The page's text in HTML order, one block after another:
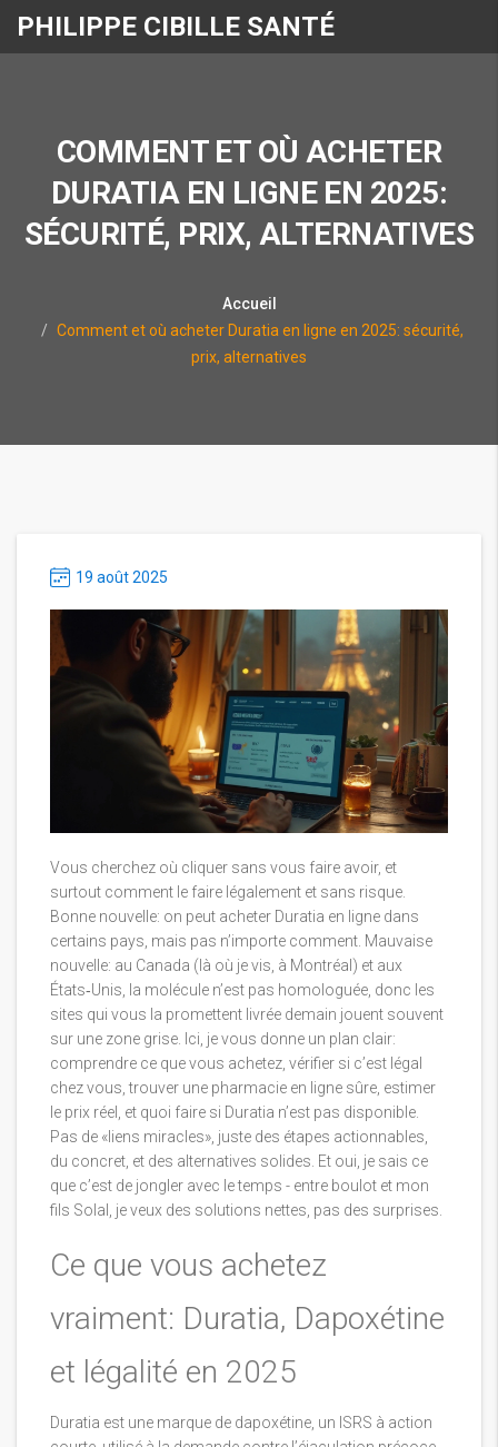
PHILIPPE CIBILLE SANTÉ
COMMENT ET OÙ ACHETER
DURATIA EN LIGNE EN 2025:
SÉCURITÉ, PRIX, ALTERNATIVES
Accueil
Comment et où acheter Duratia en ligne en 2025: sécurité,
prix, alternatives
19 août 2025
Vous cherchez où cliquer sans vous faire avoir, et
surtout comment le faire légalement et sans risque.
Bonne nouvelle: on peut acheter Duratia en ligne dans
certains pays, mais pas n’importe comment. Mauvaise
nouvelle: au Canada (là où je vis, à Montréal) et aux
États‑Unis, la molécule n’est pas homologuée, donc les
sites qui vous la promettent livrée demain jouent souvent
sur une zone grise. Ici, je vous donne un plan clair:
comprendre ce que vous achetez, vérifier si c’est légal
chez vous, trouver une pharmacie en ligne sûre, estimer
le prix réel, et quoi faire si Duratia n’est pas disponible.
Pas de «liens miracles», juste des étapes actionnables,
du concret, et des alternatives solides. Et oui, je sais ce
que c’est de jongler avec le temps - entre boulot et mon
fils Solal, je veux des solutions nettes, pas des surprises.
Ce que vous achetez
vraiment: Duratia, Dapoxétine
et légalité en 2025
Duratia est une marque de dapoxétine, un ISRS à action